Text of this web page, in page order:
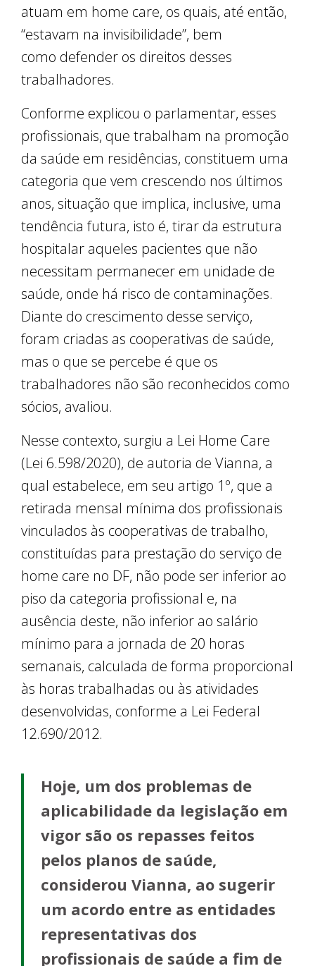
atuam em home care, os quais, até então,
“estavam na invisibilidade”, bem
como defender os direitos desses
trabalhadores.
Conforme explicou o parlamentar, esses
profissionais, que trabalham na promoção
da saúde em residências, constituem uma
categoria que vem crescendo nos últimos
anos, situação que implica, inclusive, uma
tendência futura, isto é, tirar da estrutura
hospitalar aqueles pacientes que não
necessitam permanecer em unidade de
saúde, onde há risco de contaminações.
Diante do crescimento desse serviço,
foram criadas as cooperativas de saúde,
mas o que se percebe é que os
trabalhadores não são reconhecidos como
sócios, avaliou.
Nesse contexto, surgiu a Lei Home Care
(Lei 6.598/2020), de autoria de Vianna, a
qual estabelece, em seu artigo 1º, que a
retirada mensal mínima dos profissionais
vinculados às cooperativas de trabalho,
constituídas para prestação do serviço de
home care no DF, não pode ser inferior ao
piso da categoria profissional e, na
ausência deste, não inferior ao salário
mínimo para a jornada de 20 horas
semanais, calculada de forma proporcional
às horas trabalhadas ou às atividades
desenvolvidas, conforme a Lei Federal
12.690/2012.
Hoje, um dos problemas de
aplicabilidade da legislação em
vigor são os repasses feitos
pelos planos de saúde,
considerou Vianna, ao sugerir
um acordo entre as entidades
representativas dos
profissionais de saúde a fim de